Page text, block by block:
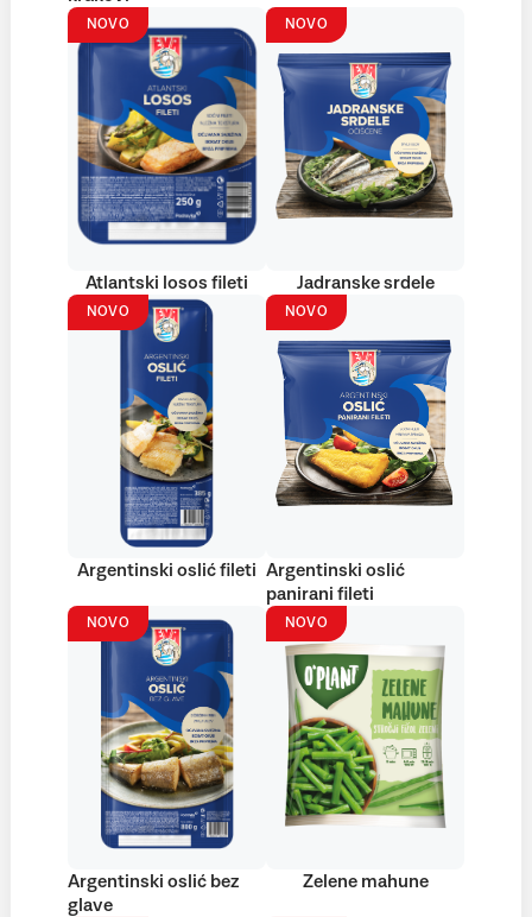
NOVO
Atlantski losos fileti
NOVO
Jadranske srdele
NOVO
Argentinski oslić fileti
NOVO
Argentinski oslić
panirani fileti
NOVO
Argentinski oslić bez
glave
NOVO
Zelene mahune